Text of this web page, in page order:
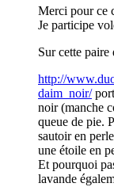
Merci pour ce
Je participe
Sur cette paire
http://
daim_noir/
noir (manche
queue de pie.
sautoir en
une étoile en
Et pourquoi
lavande